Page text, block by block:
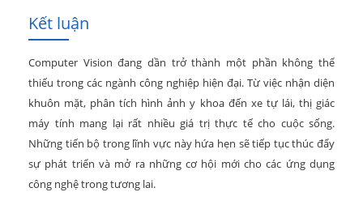
Kết luận
Computer Vision đang dần trở thành một phần không thể
thiếu trong các ngành công nghiệp hiện đại. Từ việc nhận diện
khuôn mặt, phân tích hình ảnh y khoa đến xe tự lái, thị giác
máy tính mang lại rất nhiều giá trị thực tế cho cuộc sống.
Những tiến bộ trong lĩnh vực này hứa hẹn sẽ tiếp tục thúc đẩy
sự phát triển và mở ra những cơ hội mới cho các ứng dụng
công nghệ trong tương lai.